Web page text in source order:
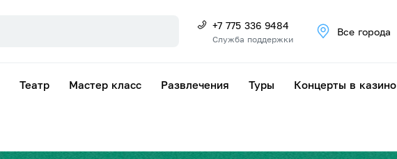
+7 775 336 9484
Служба поддержки
Все города
Театр Мастер класс Развлечения Туры Концерты в казино